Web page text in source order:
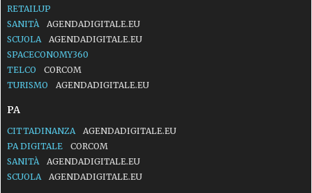
RETAILUP
SANITÀ
AGENDADIGITALE.EU
SCUOLA
AGENDADIGITALE.EU
SPACECONOMY360
TELCO
CORCOM
TURISMO
AGENDADIGITALE.EU
PA
CITTADINANZA
AGENDADIGITALE.EU
PA DIGITALE
CORCOM
SANITÀ
AGENDADIGITALE.EU
SCUOLA
AGENDADIGITALE.EU